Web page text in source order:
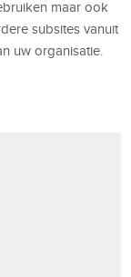
maar ook
subsites vanuit
uw organisatie.